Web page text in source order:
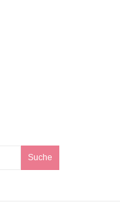
Suche